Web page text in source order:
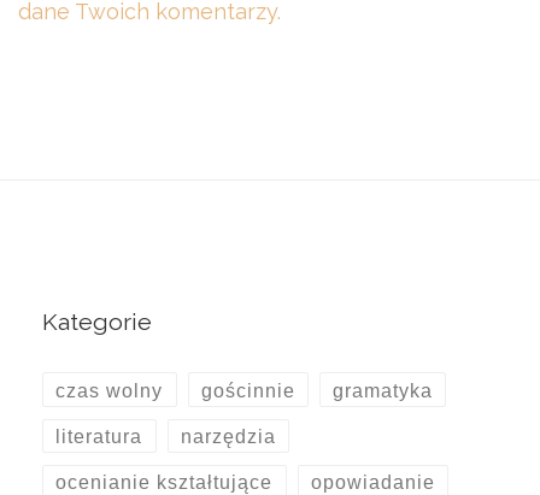
dane Twoich komentarzy.
Kategorie
czas wolny gościnnie gramatyka
literatura narzędzia
ocenianie kształtujące opowiadanie